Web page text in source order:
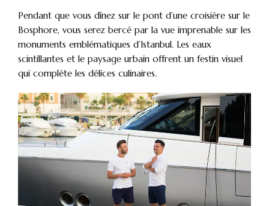
Pendant que vous dînez sur le pont d’une croisière sur le
Bosphore, vous serez bercé par la vue imprenable sur les
monuments emblématiques d’Istanbul. Les eaux
scintillantes et le paysage urbain offrent un festin visuel
qui complète les délices culinaires.